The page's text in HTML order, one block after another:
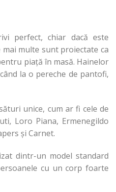
perfect, chiar dacă este
mai multe sunt proiectate ca
piață în masă. Hainelor
la o pereche de pantofi,
unice, cum ar fi cele de
Loro Piana, Ermenegildo
și Carnet.
dintr-un model standard
cu un corp foarte